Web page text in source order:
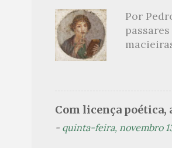
se tratar
filha.
termina
Por
no
maçã
Com licença poética,
- quinta-feira, novembro